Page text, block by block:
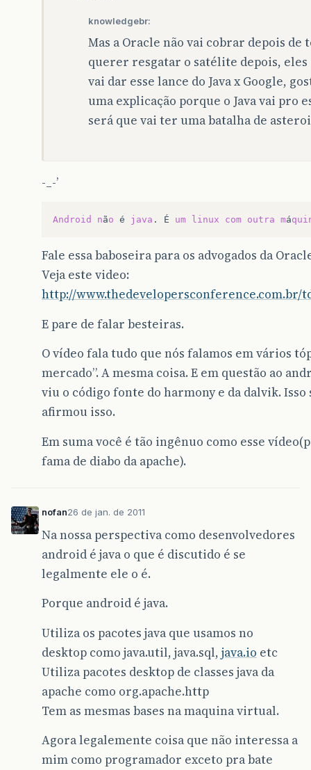
knowledgebr:
Mas a Oracle não vai cobrar depois de
querer resgatar o satélite depois,
vai dar esse lance do Java x Google,
uma explicação porque o Java vai pro
será que vai ter uma batalha de
-_-’
Android não é java . É um linux com outra má
Fale essa baboseira para os advogados da
Veja este video:
http://www.thedevelopersconference.com.br/
E pare de falar besteiras.
O vídeo fala tudo que nós falamos em vários
mercado”. A mesma coisa. E em questão ao
viu o código fonte do harmony e da dalvik.
afirmou isso.
Em suma você é tão ingênuo como esse
fama de diabo da apache).
nofan26 de jan. de 2011
Na nossa perspectiva como desenvolvedores
android é java o que é discutido é se
legalmente ele o é.
Porque android é java.
Utiliza os pacotes java que usamos no
desktop como java.util, java.sql, java.io etc
Utiliza pacotes desktop de classes java da
apache como org.apache.http
Tem as mesmas bases na maquina virtual.
Agora legalemente coisa que não interessa a
mim como programador exceto pra bate